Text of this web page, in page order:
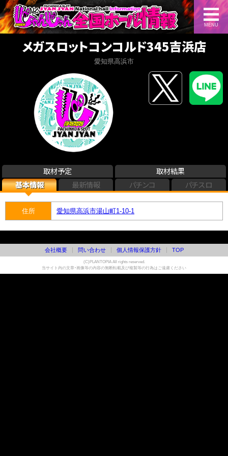
MENU
メガスロットコンコルド345吉浜店
愛知県高浜市
取材予定
取材結果
基本情報
最新情報 パチンコ パチスロ
住所 愛知県高浜市湯山町1-10-1
会社概要 問い合わせ 個人情報保護方針 TOP
(C)PLANTOPIA All rights reserved.
当サイト内の文章・画像等の内容の無断転載及び複製等の行為はご遠慮ください